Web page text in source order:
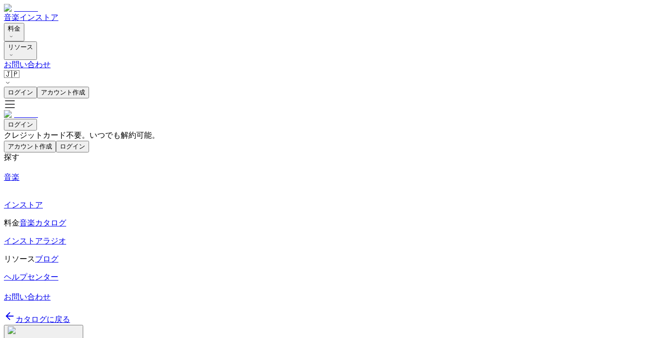
音楽インストア
料金
リソース
お問い合わせ
🇯🇵
ログイン アカウント作成
ログイン
クレジットカード不要。いつでも解約可能。
アカウント作成 ログイン
探す
音楽
インストア
料金音楽カタログ
インストアラジオ
リソースブログ
ヘルプセンター
お問い合わせ
カタログに戻る